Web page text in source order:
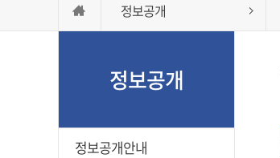
정보공개
정보공개
정보공개안내